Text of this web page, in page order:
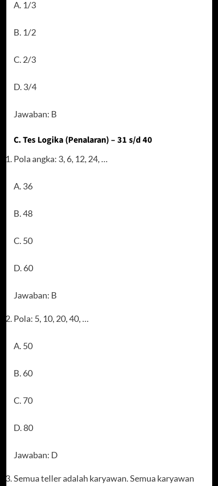
A. 1/3
B. 1/2
C. 2/3
D. 3/4
Jawaban: B
C. Tes Logika (Penalaran) – 31 s/d 40
Pola angka: 3, 6, 12, 24, …
A. 36
B. 48
C. 50
D. 60
Jawaban: B
Pola: 5, 10, 20, 40, …
A. 50
B. 60
C. 70
D. 80
Jawaban: D
Semua teller adalah karyawan. Semua karyawan